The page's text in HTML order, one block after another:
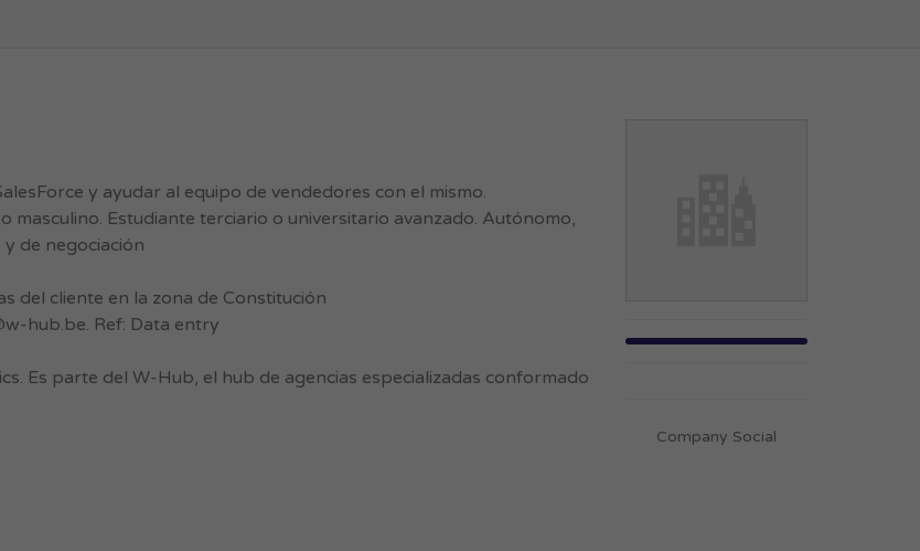
y ayudar al equipo de vendedores con el mismo.
Estudiante terciario o universitario avanzado. Autónomo,
de negociación
del cliente en la zona de Constitución
hub.be. Ref: Data entry
Es parte del W-Hub, el hub de agencias especializadas conformado
Company Social